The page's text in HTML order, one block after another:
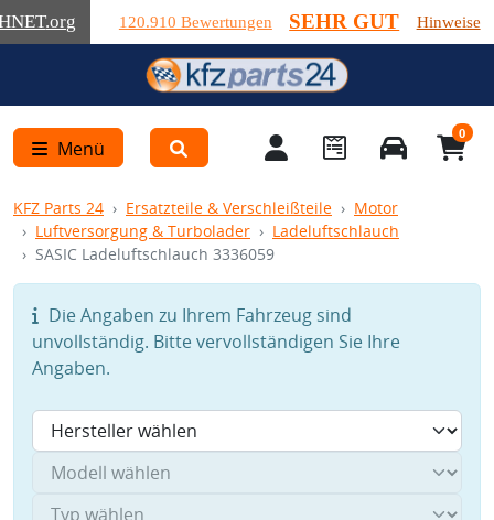
.org 120.910 Bewertungen SEHR GUT Hinweise
Menü
0
KFZ Parts 24 Ersatzteile & Verschleißteile
Motor
Luftversorgung & Turbolader
Ladeluftschlauch
SASIC Ladeluftschlauch 3336059
Die Angaben zu Ihrem Fahrzeug sind
unvollständig. Bitte vervollständigen Sie Ihre
Angaben.